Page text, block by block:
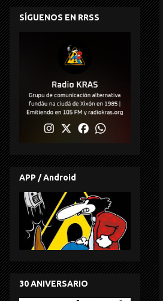
SÍGUENOS EN RRSS
APP / Android
30 ANIVERSARIO